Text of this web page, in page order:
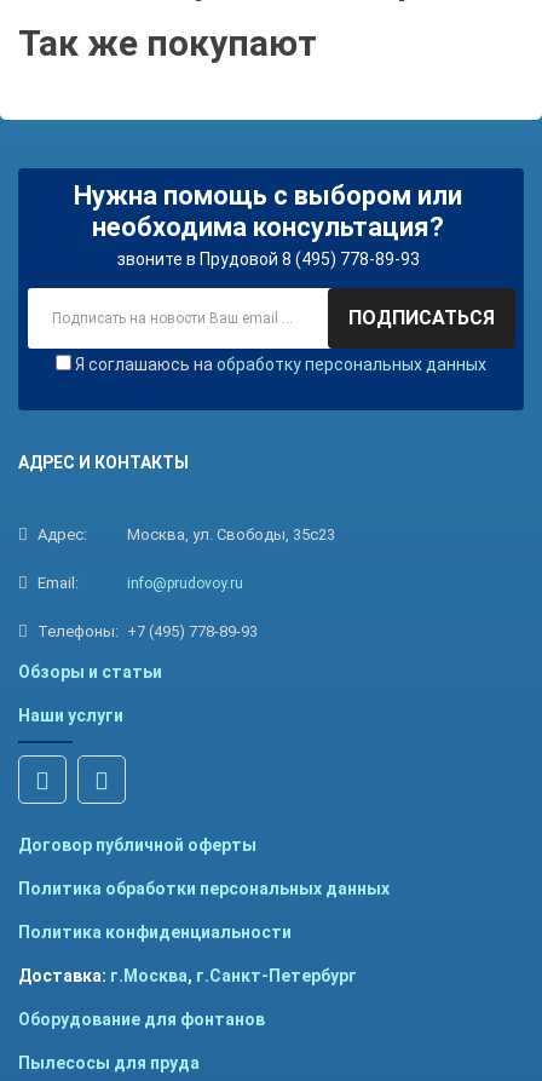
Так же покупают
Нужна помощь с выбором или
необходима консультация?
звоните в Прудовой 8 (495) 778-89-93
ПОДПИСАТЬСЯ
Я соглашаюсь на обработку персональных данных
АДРЕС И КОНТАКТЫ
Адрес: Москва, ул. Свободы, 35с23
Email: info@prudovoy.ru
Телефоны: +7 (495) 778-89-93
Обзоры и статьи
Наши услуги
Договор публичной оферты
Политика обработки персональных данных
Политика конфиденциальности
Доставка: г.Москва, г.Санкт-Петербург
Оборудование для фонтанов
Пылесосы для пруда